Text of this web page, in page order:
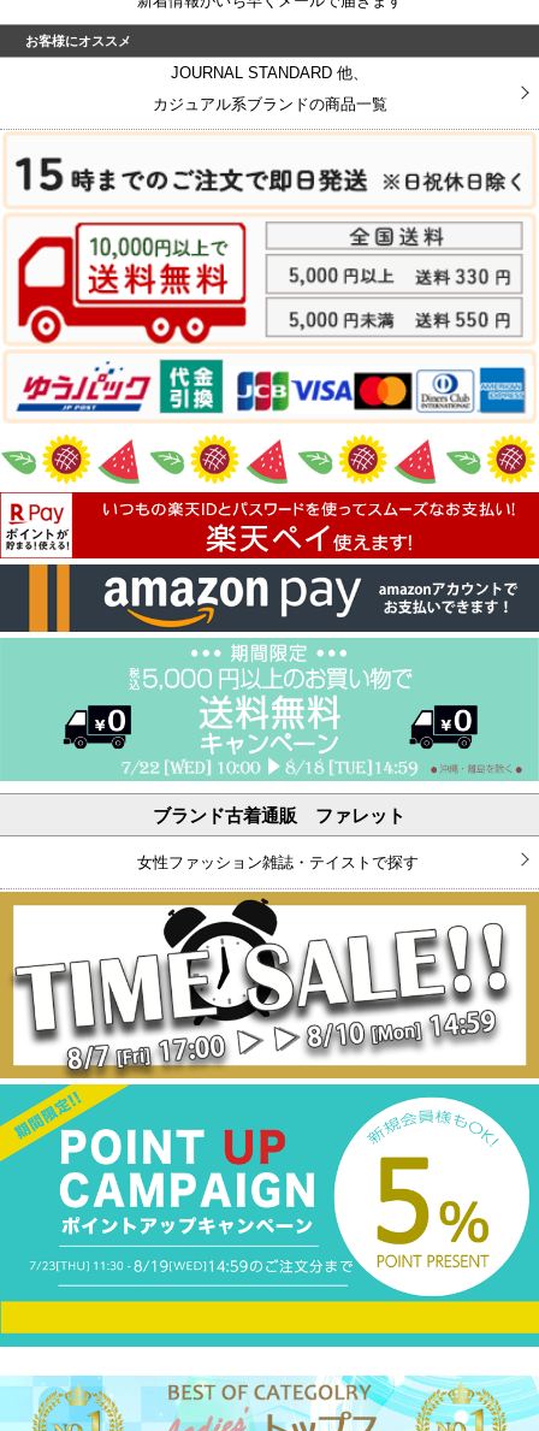
お客様にオススメ
JOURNAL STANDARD 他、
カジュアル系ブランドの商品一覧
ブランド古着通販 ファレット
女性ファッション雑誌・テイストで探す